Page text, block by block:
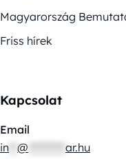
Magyarország
Friss hírek
Kapcsolat
Email
in @ ar.hu